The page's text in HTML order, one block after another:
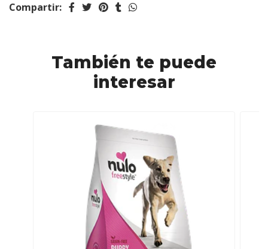
Compartir:
También te puede
interesar